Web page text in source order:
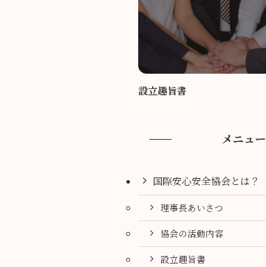
設立趣旨書
メニュー
国際安心安全協会とは？
理事長あいさつ
協会の活動内容
設立趣旨書